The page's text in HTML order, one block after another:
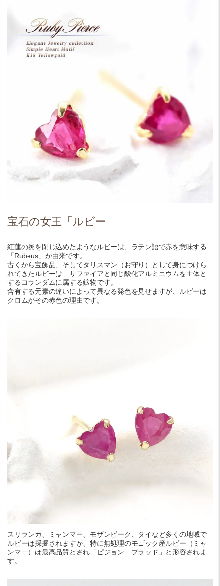
宝石の女王「ルビー」
紅蓮の炎を閉じ込めたようなルビーは、ラテン語で赤を意味する
「Rubeus」が由来です。
古くから宝飾品、そしてタリスマン（お守り）として身につけら
れてきたルビーは、サファイアと同じ酸化アルミニウムを主体と
するコランダムに属する鉱物です。
含有する元素の違いによって異なる発色を見せますが、ルビーは
クロムがその赤色の理由です。
スリランカ、ミャンマー、モザンビーク、タイなど多くの地域で
ルビーは採掘されますが、特に無処理のモゴック産ルビー（ミャ
ンマー）は最高品質とされ「ピジョン・ブラッド」と形容されま
す。